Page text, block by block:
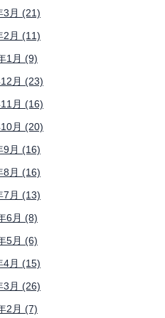
3月 (21)
2月 (11)
1月 (9)
月 (23)
月 (16)
月 (20)
9月 (16)
8月 (16)
7月 (13)
6月 (8)
5月 (6)
4月 (15)
3月 (26)
2月 (7)